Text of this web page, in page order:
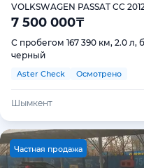
VOLKSWAGEN PASSAT CC 2012
7 500 000₸
С пробегом 167 390 км, 2.0 л,
черный
Aster Check Осмотрено
Шымкент
Частная продажа